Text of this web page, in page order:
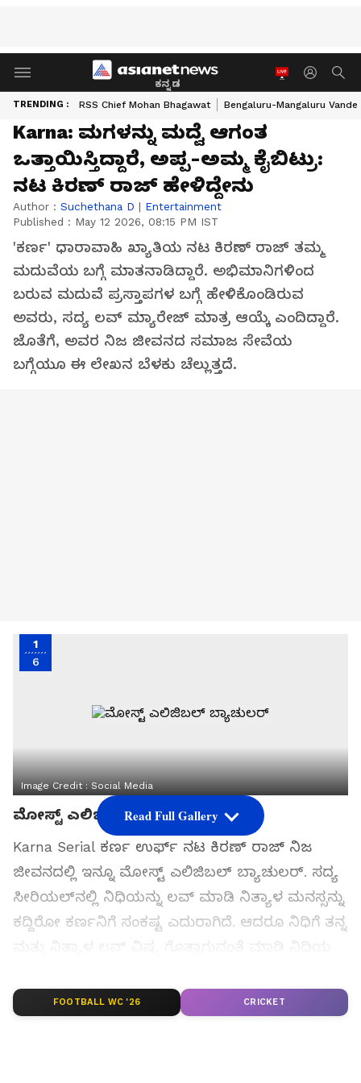
ಕನ್ನಡ
TRENDING : RSS Chief Mohan Bhagawat Bengaluru-Mangaluru
Karna: ಮಗಳನ್ನು ಮದ್ವೆ ಆಗಂತ
ಒತ್ತಾಯಿಸ್ತಿದ್ದಾರೆ, ಅಪ್ಪ-ಅಮ್ಮ ಕೈಬಿಟ್ರು:
ನಟ ಕಿರಣ್‌ ರಾಜ್‌ ಹೇಳಿದ್ದೇನು
Author : Suchethana D | Entertainment
Published : May 12 2026, 08:15 PM IST
'ಕರ್ಣ' ಧಾರಾವಾಹಿ ಖ್ಯಾತಿಯ ನಟ ಕಿರಣ್ ರಾಜ್ ತಮ್ಮ
ಮದುವೆಯ ಬಗ್ಗೆ ಮಾತನಾಡಿದ್ದಾರೆ. ಅಭಿಮಾನಿಗಳಿಂದ
ಬರುವ ಮದುವೆ ಪ್ರಸ್ತಾಪಗಳ ಬಗ್ಗೆ ಹೇಳಿಕೊಂಡಿರುವ
ಅವರು, ಸದ್ಯ ಲವ್ ಮ್ಯಾರೇಜ್ ಮಾತ್ರ ಆಯ್ಕೆ ಎಂದಿದ್ದಾರೆ.
ಜೊತೆಗೆ, ಅವರ ನಿಜ ಜೀವನದ ಸಮಾಜ ಸೇವೆಯ
ಬಗ್ಗೆಯೂ ಈ ಲೇಖನ ಬೆಳಕು ಚೆಲ್ಲುತ್ತದೆ.
1
6
Image Credit :Social Media
ಮೋಸ್ಟ್​ ಎಲಿಜಿಬಲ್​ ಬ್ಯಾಚುಲರ್
Karna Serial ಕರ್ಣ ಉರ್ಫ್‌ ನಟ ಕಿರಣ್​ ರಾಜ್​ ನಿಜ
ಜೀವನದಲ್ಲಿ ಇನ್ನೂ ಮೋಸ್ಟ್​ ಎಲಿಜಿಬಲ್​ ಬ್ಯಾಚುಲರ್​. ಸದ್ಯ
ಸೀರಿಯಲ್‌ನಲ್ಲಿ ನಿಧಿಯನ್ನು ಲವ್‌ ಮಾಡಿ ನಿತ್ಯಾಳ ಮನಸ್ಸನ್ನು
ಕದ್ದಿರೋ ಕರ್ಣನಿಗೆ ಸಂಕಷ್ಟ ಎದುರಾಗಿದೆ. ಆದರೂ ನಿಧಿಗೆ ತನ್ನ
Read Full Gallery
FOOTBALL WC '26 CRICKET